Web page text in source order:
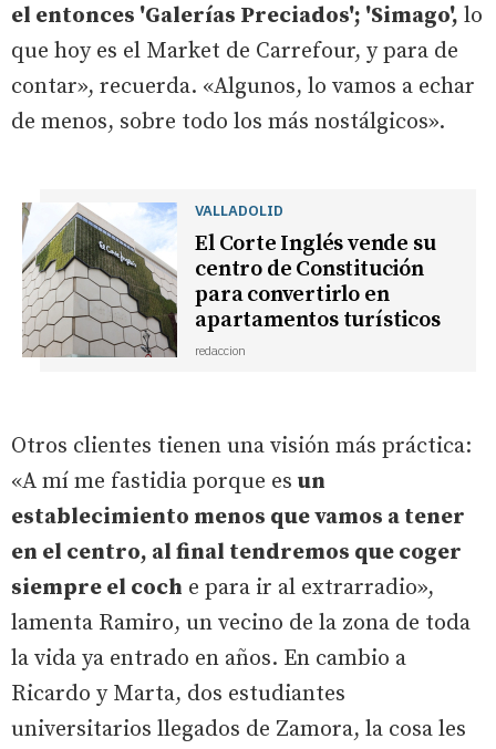
el entonces 'Galerías Preciados'; 'Simago', lo
que hoy es el Market de Carrefour, y para de
contar», recuerda. «Algunos, lo vamos a echar
de menos, sobre todo los más nostálgicos».
VALLADOLID
El Corte Inglés vende su
centro de Constitución
para convertirlo en
apartamentos turísticos
redaccion
Otros clientes tienen una visión más práctica:
«A mí me fastidia porque es un
establecimiento menos que vamos a tener
en el centro, al final tendremos que coger
siempre el coch e para ir al extrarradio»,
lamenta Ramiro, un vecino de la zona de toda
la vida ya entrado en años. En cambio a
Ricardo y Marta, dos estudiantes
universitarios llegados de Zamora, la cosa les